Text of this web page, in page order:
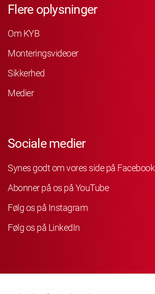
Flere oplysninger
Om KYB
Monteringsvideoer
Sikkerhed
Medier
Sociale medier
Synes godt om vores side på Facebook
Abonner på os på YouTube
Følg os på Instagram
Følg os på LinkedIn